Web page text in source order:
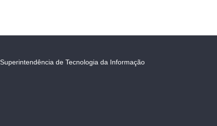
Superintendência de Tecnologia da Informação